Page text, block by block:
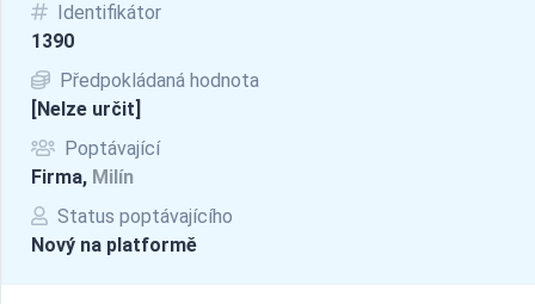
Identifikátor
1390
Předpokládaná hodnota
[Nelze určit]
Poptávající
Firma, Milín
Status poptávajícího
Nový na platformě